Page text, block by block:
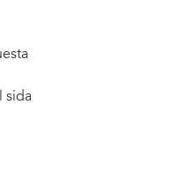
sida